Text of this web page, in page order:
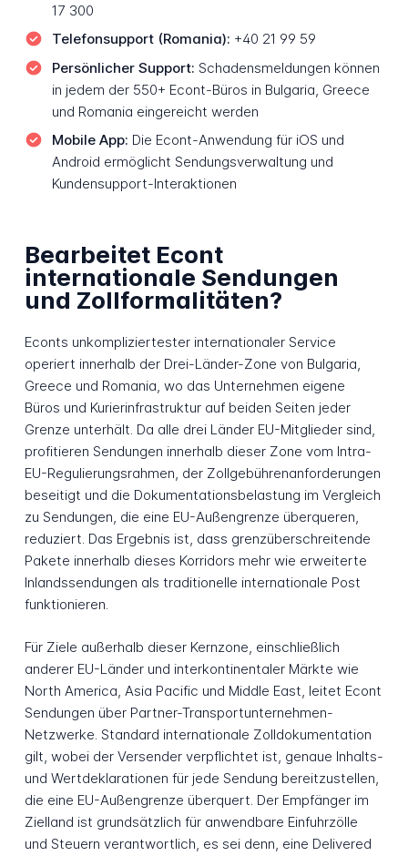
17 300
Telefonsupport (Romania): +40 21 99 59
Persönlicher Support: Schadensmeldungen können
in jedem der 550+ Econt-Büros in Bulgaria, Greece
und Romania eingereicht werden
Mobile App: Die Econt-Anwendung für iOS und
Android ermöglicht Sendungsverwaltung und
Kundensupport-Interaktionen
Bearbeitet Econt
internationale Sendungen
und Zollformalitäten?
Econts unkompliziertester internationaler Service
operiert innerhalb der Drei-Länder-Zone von Bulgaria,
Greece und Romania, wo das Unternehmen eigene
Büros und Kurierinfrastruktur auf beiden Seiten jeder
Grenze unterhält. Da alle drei Länder EU-Mitglieder sind,
profitieren Sendungen innerhalb dieser Zone vom Intra-
EU-Regulierungsrahmen, der Zollgebührenanforderungen
beseitigt und die Dokumentationsbelastung im Vergleich
zu Sendungen, die eine EU-Außengrenze überqueren,
reduziert. Das Ergebnis ist, dass grenzüberschreitende
Pakete innerhalb dieses Korridors mehr wie erweiterte
Inlandssendungen als traditionelle internationale Post
funktionieren.
Für Ziele außerhalb dieser Kernzone, einschließlich
anderer EU-Länder und interkontinentaler Märkte wie
North America, Asia Pacific und Middle East, leitet Econt
Sendungen über Partner-Transportunternehmen-
Netzwerke. Standard internationale Zolldokumentation
gilt, wobei der Versender verpflichtet ist, genaue Inhalts-
und Wertdeklarationen für jede Sendung bereitzustellen,
die eine EU-Außengrenze überquert. Der Empfänger im
Zielland ist grundsätzlich für anwendbare Einfuhrzölle
und Steuern verantwortlich, es sei denn, eine Delivered